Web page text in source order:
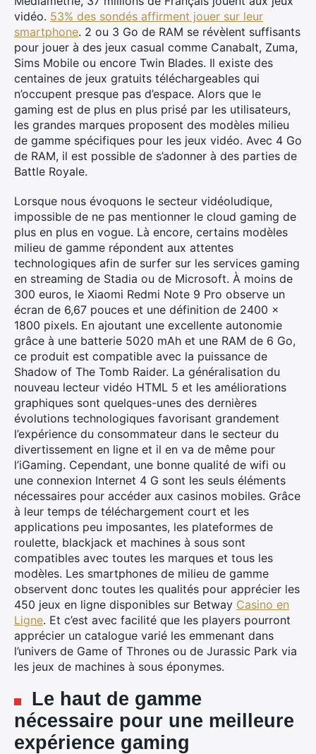
vidéo. 53% des sondés affirment jouer sur leur
smartphone. 2 ou 3 Go de RAM se révèlent suffisants
pour jouer à des jeux casual comme Canabalt, Zuma,
Sims Mobile ou encore Twin Blades. Il existe des
centaines de jeux gratuits téléchargeables qui
n’occupent presque pas d’espace. Alors que le
gaming est de plus en plus prisé par les utilisateurs,
les grandes marques proposent des modèles milieu
de gamme spécifiques pour les jeux vidéo. Avec 4 Go
de RAM, il est possible de s’adonner à des parties de
Battle Royale.
Lorsque nous évoquons le secteur vidéoludique,
impossible de ne pas mentionner le cloud gaming de
plus en plus en vogue. Là encore, certains modèles
milieu de gamme répondent aux attentes
technologiques afin de surfer sur les services gaming
en streaming de Stadia ou de Microsoft. À moins de
300 euros, le Xiaomi Redmi Note 9 Pro observe un
écran de 6,67 pouces et une définition de 2400 x
1800 pixels. En ajoutant une excellente autonomie
grâce à une batterie 5020 mAh et une RAM de 6 Go,
ce produit est compatible avec la puissance de
Shadow of The Tomb Raider. La généralisation du
nouveau lecteur vidéo HTML 5 et les améliorations
graphiques sont quelques-unes des dernières
évolutions technologiques favorisant grandement
l’expérience du consommateur dans le secteur du
divertissement en ligne et il en va de même pour
l’iGaming. Cependant, une bonne qualité de wifi ou
une connexion Internet 4 G sont les seuls éléments
nécessaires pour accéder aux casinos mobiles. Grâce
à leur temps de téléchargement court et les
applications peu imposantes, les plateformes de
roulette, blackjack et machines à sous sont
compatibles avec toutes les marques et tous les
modèles. Les smartphones de milieu de gamme
observent donc toutes les qualités pour apprécier les
450 jeux en ligne disponibles sur Betway Casino en
Ligne. Et c’est avec facilité que les players pourront
apprécier un catalogue varié les emmenant dans
l’univers de Game of Thrones ou de Jurassic Park via
les jeux de machines à sous éponymes.
Le haut de gamme
nécessaire pour une meilleure
expérience gaming